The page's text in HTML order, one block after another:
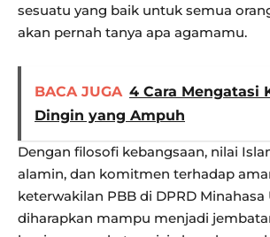
sesuatu yang baik untuk semua
akan pernah tanya apa agamamu.
BACA JUGA 4 Cara Mengatasi
Dingin yang Ampuh
Dengan filosofi kebangsaan, nilai
alamin, dan komitmen terhadap
keterwakilan PBB di DPRD Minahasa
diharapkan mampu menjadi